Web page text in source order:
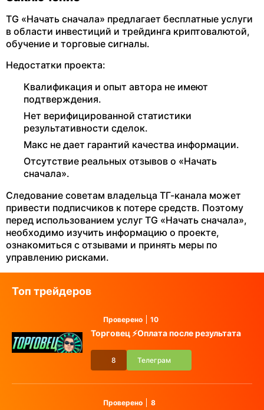
TG «Начать сначала» предлагает бесплатные услуги
в области инвестиций и трейдинга криптовалютой,
обучение и торговые сигналы.
Недостатки проекта:
Квалификация и опыт автора не имеют
подтверждения.
Нет верифицированной статистики
результативности сделок.
Макс не дает гарантий качества информации.
Отсутствие реальных отзывов о «Начать
сначала».
Следование советам владельца ТГ-канала может
привести подписчиков к потере средств. Поэтому
перед использованием услуг TG «Начать сначала»,
необходимо изучить информацию о проекте,
ознакомиться с отзывами и принять меры по
управлению рисками.
Топ трейдеров
Проверено 10
Торговец ⚡️Оплата после результата
8 Телеграм
Проверено 8